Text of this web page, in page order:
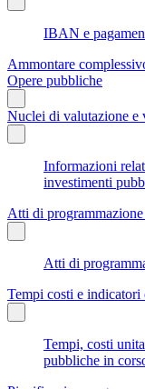
IBAN e
Ammontare
Opere pubbliche
Nuclei di valutazione e
Informazioni
investimenti
Atti di
Atti di
Tempi costi e
Tempi, costi
pubbliche in